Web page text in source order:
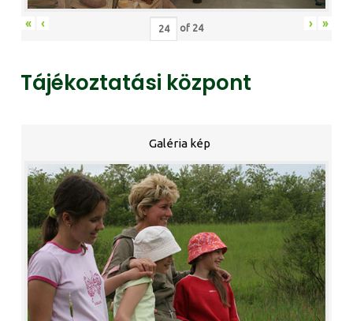
« ‹ of 24 › »
Tájékoztatási központ
Galéria kép